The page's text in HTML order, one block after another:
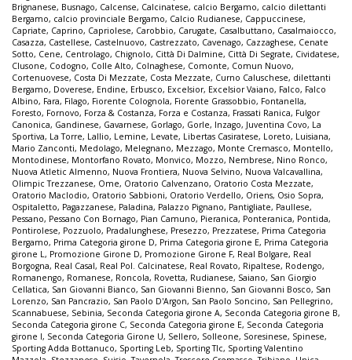
Brignanese, Busnago, Calcense, Calcinatese, calcio Bergamo, calcio dilettanti
Bergamo, calcio provinciale Bergamo, Calcio Rudianese, Cappuccinese,
Capriate, Caprino, Capriolese, Carobbio, Carugate, Casalbuttano, Casalmaiocco,
Casazza, Castellese, Castelnuovo, Castrezzato, Cavenago, Cazzaghese, Cenate
Sotto, Cene, Centrolago, Chignolo, Città Di Dalmine, Città Di Segrate, Cividatese,
Clusone, Codogno, Colle Alto, Colnaghese, Comonte, Comun Nuovo,
Cortenuovese, Costa Di Mezzate, Costa Mezzate, Curno Caluschese, dilettanti
Bergamo, Doverese, Endine, Erbusco, Excelsior, Excelsior Vaiano, Falco, Falco
Albino, Fara, Filago, Fiorente Colognola, Fiorente Grassobbio, Fontanella,
Foresto, Fornovo, Forza & Costanza, Forza e Costanza, Frassati Ranica, Fulgor
Canonica, Gandinese, Gavarnese, Gorlago, Gorle, Inzago, Juventina Covo, La
Sportiva, La Torre, Lallio, Lemine, Levate, Libertas Casiratese, Loreto, Luisiana,
Mario Zanconti, Medolago, Melegnano, Mezzago, Monte Cremasco, Montello,
Montodinese, Montorfano Rovato, Monvico, Mozzo, Nembrese, Nino Ronco,
Nuova Atletic Almenno, Nuova Frontiera, Nuova Selvino, Nuova Valcavallina,
Olimpic Trezzanese, Ome, Oratorio Calvenzano, Oratorio Costa Mezzate,
Oratorio Maclodio, Oratorio Sabbioni, Oratorio Verdello, Oriens, Osio Sopra,
Ospitaletto, Pagazzanese, Paladina, Palazzo Pignano, Pantigliate, Paullese,
Pessano, Pessano Con Bornago, Pian Camuno, Pieranica, Ponteranica, Pontida,
Pontirolese, Pozzuolo, Pradalunghese, Presezzo, Prezzatese, Prima Categoria
Bergamo, Prima Categoria girone D, Prima Categoria girone E, Prima Categoria
girone L , Promozione Girone D, Promozione Girone F, Real Bolgare, Real
Borgogna, Real Casal, Real Pol. Calcinatese, Real Rovato, Ripaltese, Rodengo,
Romanengo, Romanese, Roncola, Rovetta, Rudianese, Saiano, San Giorgio
Cellatica, San Giovanni Bianco, San Giovanni Bienno, San Giovanni Bosco, San
Lorenzo, San Pancrazio, San Paolo D'Argon, San Paolo Soncino, San Pellegrino,
Scannabuese, Sebinia, Seconda Categoria girone A, Seconda Categoria girone B,
Seconda Categoria girone C, Seconda Categoria girone E, Seconda Categoria
girone I, Seconda Categoria Girone U, Sellero, Solleone, Soresinese, Spinese,
Sporting Adda Bottanuco, Sporting Leb, Sporting Tlc, Sporting Valentino